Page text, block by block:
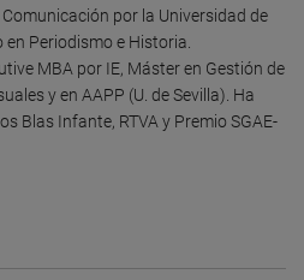
por la Universidad de
en Periodismo e Historia.
MBA por IE, Máster en Gestión de
y en AAPP (U. de Sevilla). Ha
Blas Infante, RTVA y Premio SGAE-